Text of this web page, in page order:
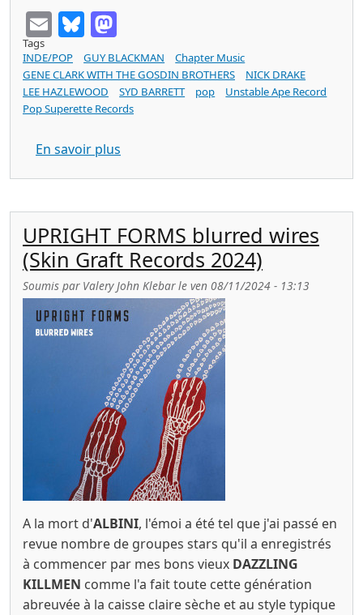
EmailBluesky
Tags
INDE/POP
GUY BLACKMAN
Chapter Music
GENE CLARK WITH THE GOSDIN BROTHERS
NICK DRAKE
LEE HAZLEWOOD
SYD BARRETT pop
Unstable Ape Record
Pop Superette Records
En savoir plus
UPRIGHT FORMS blurred wires
(Skin Graft Records 2024)
Soumis par Valery John Klebarle ven 08/11/2024 - 13:13
A la mort d'ALBINI, l'émoi a été tel que j'ai passé en
revue nombre de groupes stars qu'il a enregistrés
à commencer par mes bons vieux DAZZLING
KILLMEN comme l'a fait toute cette génération
abreuvée à la caisse claire sèche et au style typique